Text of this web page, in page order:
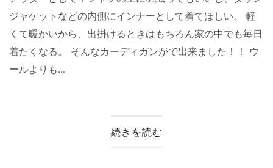
ジャケットなどの内側にインナーとして着てほしい。 軽
くて暖かいから、出掛けるときはもちろん家の中でも毎日
着たくなる。 そんなカーディガンがで出来ました！！ ウ
ールよりも...
続きを読む